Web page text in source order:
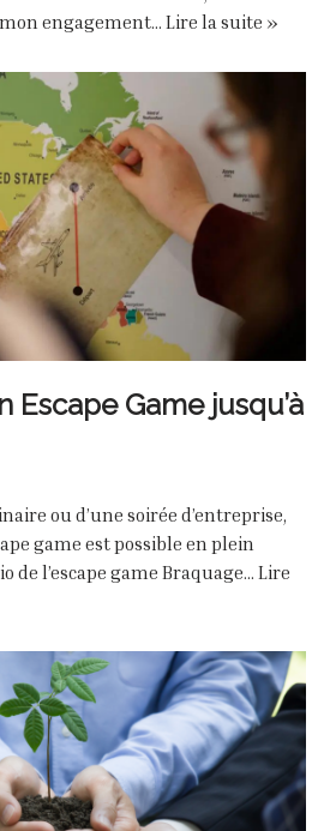
engagement… Lire la suite »
Escape Game jusqu’à
ou d’une soirée d’entreprise,
game est possible en plein
de l’escape game Braquage… Lire